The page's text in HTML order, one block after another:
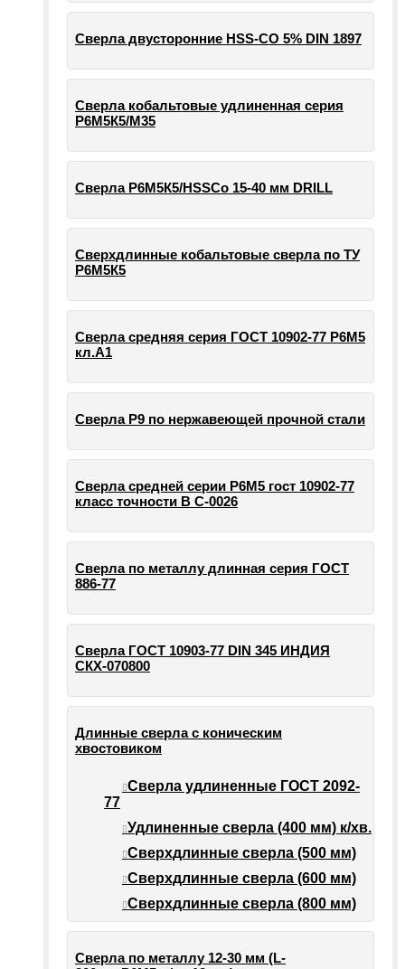
Сверла двусторонние HSS-CO 5% DIN 1897
Сверла кобальтовые удлиненная серия
Р6М5К5/М35
Сверла Р6М5К5/HSSCo 15-40 мм DRILL
Сверхдлинные кобальтовые сверла по ТУ
Р6М5К5
Сверла средняя серия ГОСТ 10902-77 Р6М5
кл.А1
Сверла Р9 по нержавеющей прочной стали
Сверла средней серии Р6М5 гост 10902-77
класс точности В С-0026
Сверла по металлу длинная серия ГОСТ
886-77
Сверла ГОСТ 10903-77 DIN 345 ИНДИЯ
СКХ-070800
Длинные сверла с коническим
хвостовиком
Сверла удлиненные ГОСТ 2092-
77
Удлиненные сверла (400 мм) к/хв.
Сверхдлинные сверла (500 мм)
Сверхдлинные сверла (600 мм)
Сверхдлинные сверла (800 мм)
Сверла по металлу 12-30 мм (L-